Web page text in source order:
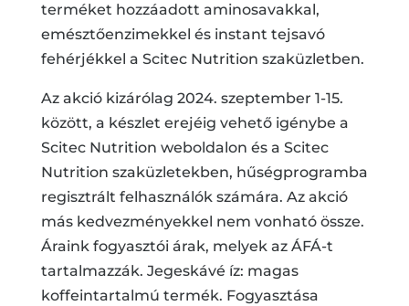
terméket hozzáadott aminosavakkal,
emésztőenzimekkel és instant tejsavó
fehérjékkel a Scitec Nutrition szaküzletben.
Az akció kizárólag 2024. szeptember 1-15.
között, a készlet erejéig vehető igénybe a
Scitec Nutrition weboldalon és a Scitec
Nutrition szaküzletekben, hűségprogramba
regisztrált felhasználók számára. Az akció
más kedvezményekkel nem vonható össze.
Áraink fogyasztói árak, melyek az ÁFÁ-t
tartalmazzák. Jegeskávé íz: magas
koffeintartalmú termék. Fogyasztása